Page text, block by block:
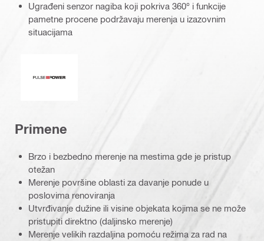
Ugrađeni senzor nagiba koji pokriva 360° i funkcije
pametne procene podržavaju merenja u izazovnim
situacijama
Primene
Brzo i bezbedno merenje na mestima gde je pristup
otežan
Merenje površine oblasti za davanje ponude u
poslovima renoviranja
Utvrđivanje dužine ili visine objekata kojima se ne može
pristupiti direktno (daljinsko merenje)
Merenje velikih razdaljina pomoću režima za rad na